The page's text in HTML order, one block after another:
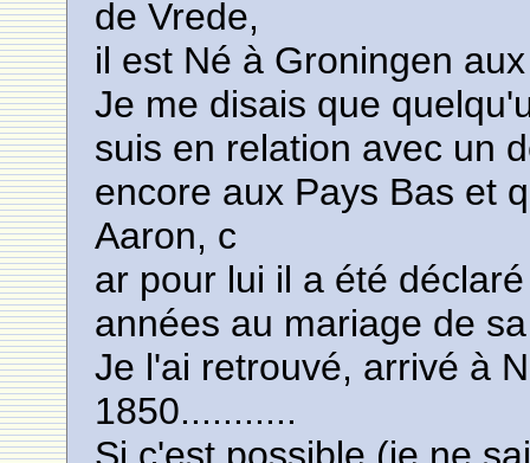
de Vrede,
il est Né à Groningen
Je me disais que
suis en relation avec un
encore aux Pays Bas et
Aaron, c
ar pour lui il a été
années au mariage de
Je l'ai retrouvé, arrivé à
1850...........